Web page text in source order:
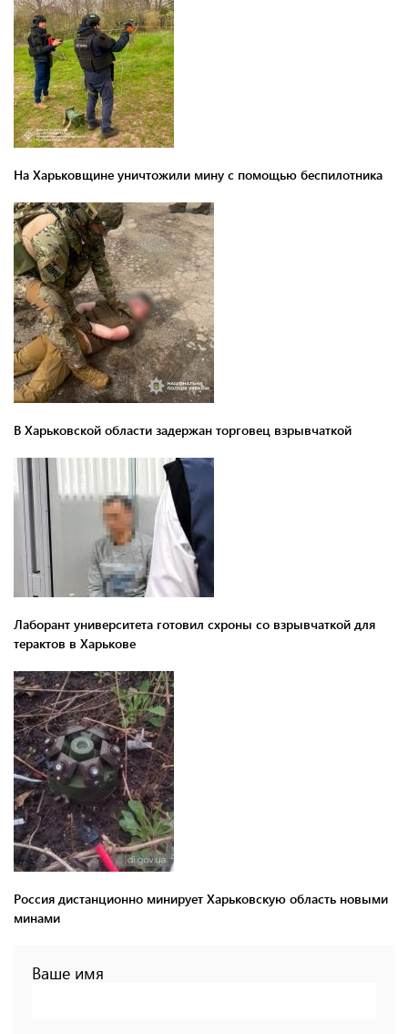
На Харьковщине уничтожили мину с помощью беспилотника
В Харьковской области задержан торговец взрывчаткой
Лаборант университета готовил схроны со взрывчаткой для
терактов в Харькове
Россия дистанционно минирует Харьковскую область новыми
минами
Ваше имя